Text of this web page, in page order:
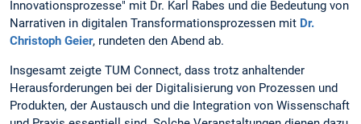
Innovationsprozesse" mit Dr. Karl Rabes und die Bedeutung von
Narrativen in digitalen Transformationsprozessen mit Dr.
Christoph Geier, rundeten den Abend ab.
Insgesamt zeigte TUM Connect, dass trotz anhaltender
Herausforderungen bei der Digitalisierung von Prozessen und
Produkten, der Austausch und die Integration von Wissenschaft